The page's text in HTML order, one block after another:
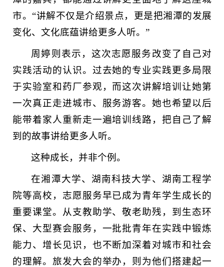
市。“讲解不仅是介绍景点，更是把湘潭的发展
变化、文化底蕴讲给更多人听。”
周婷则表示，这次志愿服务改变了自己对
实践活动的认识。过去她的专业实践更多局限
于实验室和药厂参观，而这次讲解培训让她第
一次真正走进城市、服务游客。她也希望以后
能带着家人重新走一遍培训线路，把自己了解
到的故事讲给更多人听。
这种成长，并非个例。
在湘潭大学、湖南科技大学、湖南工程学
院等高校，志愿服务早已成为青年学生成长的
重要课堂。从支教助学、敬老助残，到生态环
保、大型赛会服务，一批批青年在实践中锻炼
能力、增长见识，也不断加深着对城市和社会
的理解。旅发大会的举办，则为他们搭建起一